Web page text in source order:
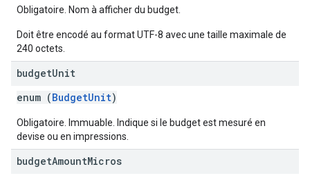
Obligatoire. Nom à afficher du budget.
Doit être encodé au format UTF-8 avec une taille maximale de
240 octets.
budgetUnit
enum (BudgetUnit)
Obligatoire. Immuable. Indique si le budget est mesuré en
devise ou en impressions.
budgetAmountMicros